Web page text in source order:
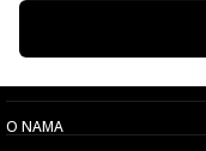
O NAMA